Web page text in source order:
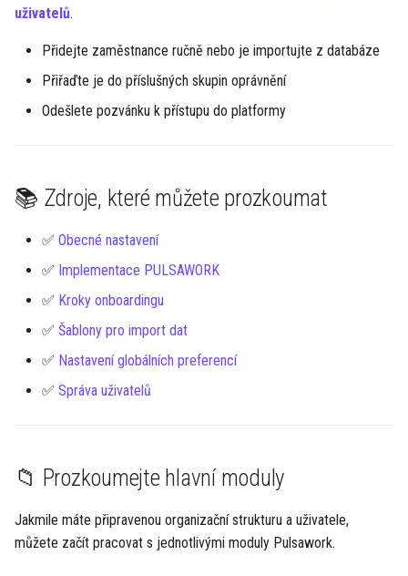
uživatelů.
Přidejte zaměstnance ručně nebo je importujte z databáze
Přiřaďte je do příslušných skupin oprávnění
Odešlete pozvánku k přístupu do platformy
📚 Zdroje, které můžete prozkoumat
✅ Obecné nastavení
✅ Implementace PULSAWORK
✅ Kroky onboardingu
✅ Šablony pro import dat
✅ Nastavení globálních preferencí
✅ Správa uživatelů
📁 Prozkoumejte hlavní moduly
Jakmile máte připravenou organizační strukturu a uživatele,
můžete začít pracovat s jednotlivými moduly Pulsawork.